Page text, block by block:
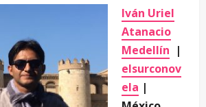
Iván Uriel
Atanacio
Medellín |
elsurconov
ela |